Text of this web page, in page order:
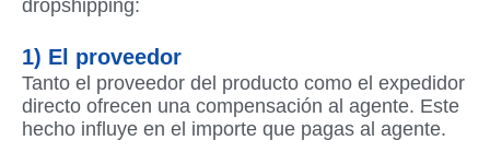
dropshipping:
1) El proveedor
Tanto el proveedor del producto como el expedidor
directo ofrecen una compensación al agente. Este
hecho influye en el importe que pagas al agente.